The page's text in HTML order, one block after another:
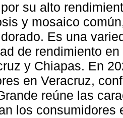
su alto
y mosaico
Es una
de rendimiento
y Chiapas. En
en Veracruz,
reúne las
los consumidores